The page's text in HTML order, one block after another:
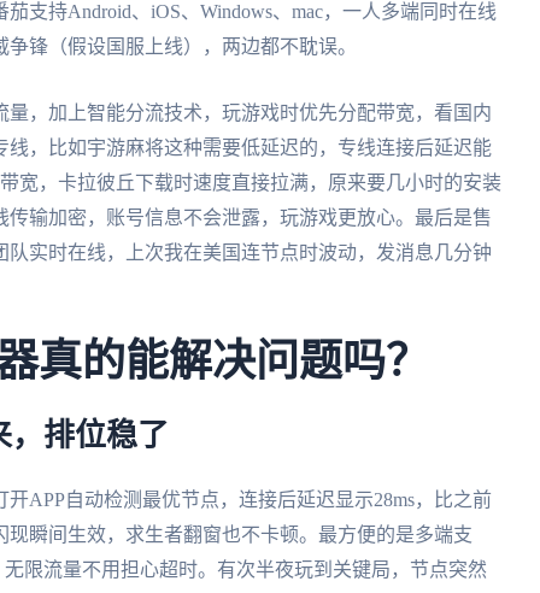
支持Android、iOS、Windows、mac，一人多端同时在线
锋（假设国服上线），两边都不耽误。
，加上智能分流技术，玩游戏时优先分配带宽，看国内
，比如宇游麻将这种需要低延迟的，专线连接后延迟能
宽，卡拉彼丘下载时速度直接拉满，原来要几小时的安装
输加密，账号信息不会泄露，玩游戏更放心。最后是售
实时在线，上次我在美国连节点时波动，发消息几分钟
真的能解决问题吗？
排位稳了
开APP自动检测最优节点，连接后延迟显示28ms，比之前
瞬间生效，求生者翻窗也不卡顿。最方便的是多端支
限流量不用担心超时。有次半夜玩到关键局，节点突然